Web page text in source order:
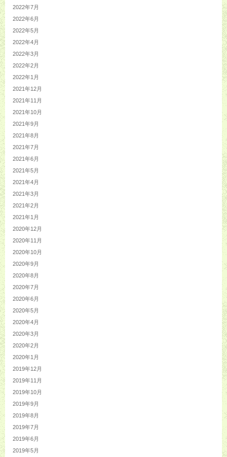
2022年7月
2022年6月
2022年5月
2022年4月
2022年3月
2022年2月
2022年1月
2021年12月
2021年11月
2021年10月
2021年9月
2021年8月
2021年7月
2021年6月
2021年5月
2021年4月
2021年3月
2021年2月
2021年1月
2020年12月
2020年11月
2020年10月
2020年9月
2020年8月
2020年7月
2020年6月
2020年5月
2020年4月
2020年3月
2020年2月
2020年1月
2019年12月
2019年11月
2019年10月
2019年9月
2019年8月
2019年7月
2019年6月
2019年5月